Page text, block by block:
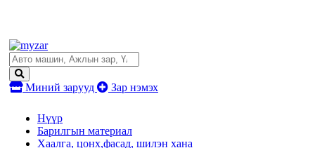
Миний зарууд Зар нэмэх
Нүүр
Барилгын материал
Хаалга, цонх,фасад, шилэн хана